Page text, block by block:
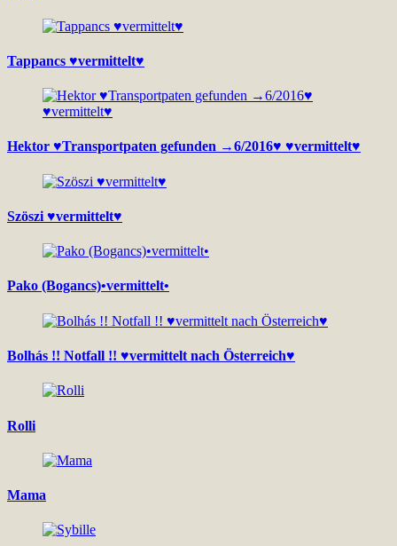
Tappancs ♥vermittelt♥
Hektor ♥Transportpaten gefunden →6/2016♥ ♥vermittelt♥
Szöszi ♥vermittelt♥
Pako (Bogancs)•vermittelt•
Bolhás !! Notfall !! ♥vermittelt nach Österreich♥
Rolli
Mama